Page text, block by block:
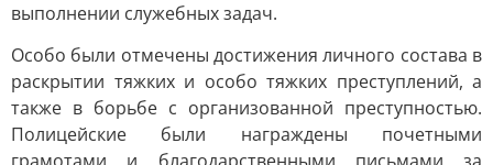
выполнении служебных задач.
Особо были отмечены достижения личного состава в
раскрытии тяжких и особо тяжких преступлений, а
также в борьбе с организованной преступностью.
Полицейские были награждены почетными